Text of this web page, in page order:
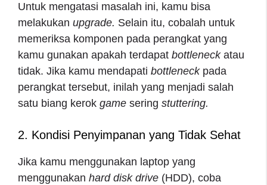
Untuk mengatasi masalah ini, kamu bisa
melakukan upgrade. Selain itu, cobalah untuk
memeriksa komponen pada perangkat yang
kamu gunakan apakah terdapat bottleneck atau
tidak. Jika kamu mendapati bottleneck pada
perangkat tersebut, inilah yang menjadi salah
satu biang kerok game sering stuttering.
2. Kondisi Penyimpanan yang Tidak Sehat
Jika kamu menggunakan laptop yang
menggunakan hard disk drive (HDD), coba